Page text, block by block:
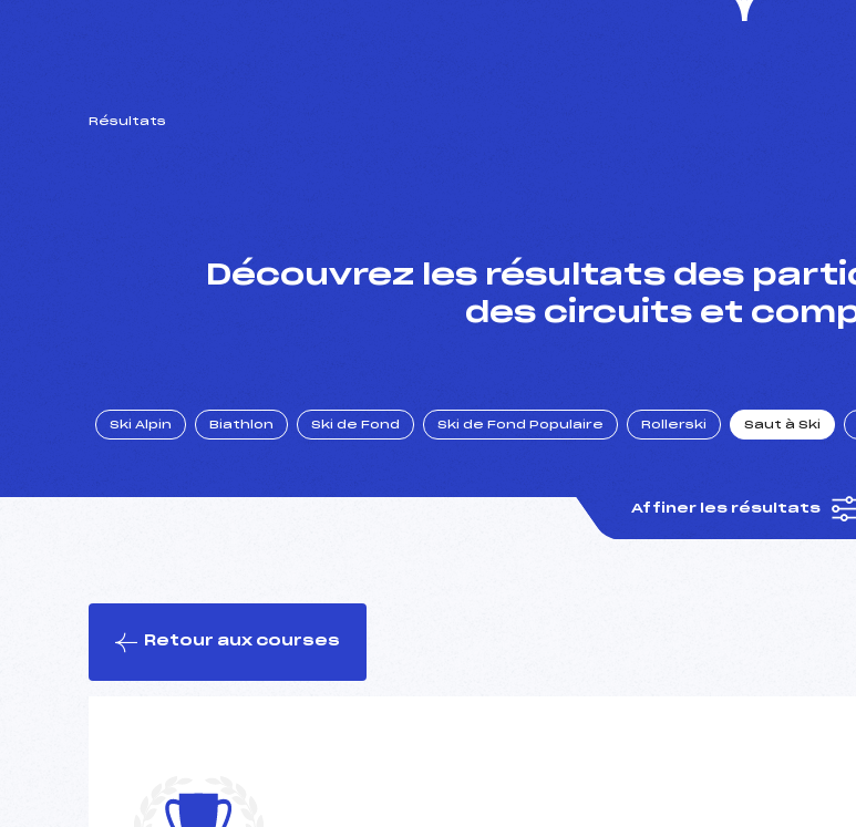
Résultats
Découvrez les résultats des
des circuits et
Ski Alpin Biathlon Ski de Fond Ski de Fond Populaire Rollerski Saut à Ski
Affiner les résultats
Retour aux courses